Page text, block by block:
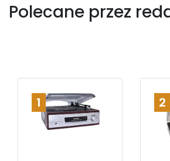
Polecane przez
1 2